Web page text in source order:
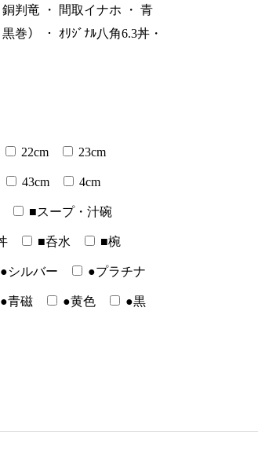
銅判竜 ・ 間取イナホ ・ 青
巻） ・
ｵﾘｼﾞﾅﾙ八角6.3丼・
22cm 23cm
43cm 4cm
■スープ・汁碗
■呑水 ■椀
●シルバー ●プラチナ
●青磁 ●黄色 ●黒